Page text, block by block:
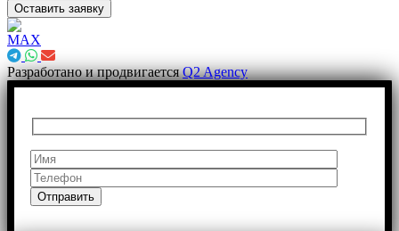
Оставить заявку
Разработано и продвигаетсяQ2 Agency